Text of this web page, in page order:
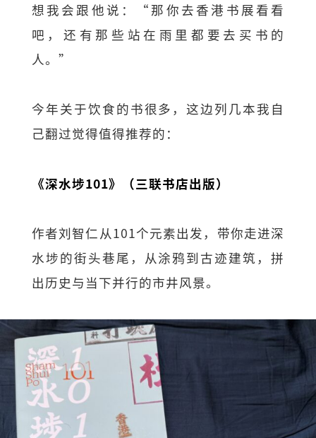
想我会跟他说：“那你去香港书展看看
吧，还有那些站在雨里都要去买书的
人。”
今年关于饮食的书很多，这边列几本我自
己翻过觉得值得推荐的：
《深水埗101》（三联书店出版）
作者刘智仁从101个元素出发，带你走进深
水埗的街头巷尾，从涂鸦到古迹建筑，拼
出历史与当下并行的市井风景。